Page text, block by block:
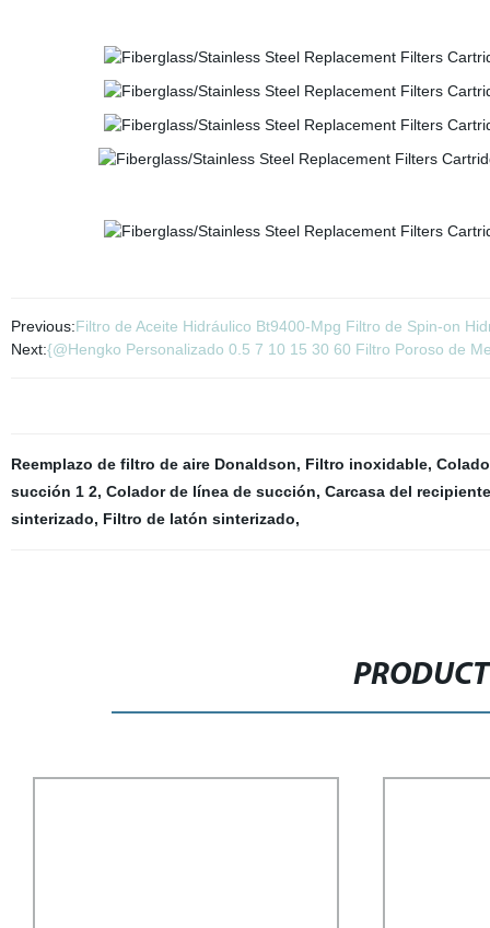
Previous:Filtro de Aceite Hidráulico Bt9400-Mpg Filtro de Spin-on
Next:{@Hengko Personalizado 0.5 7 10 15 30 60 Filtro Poroso de
Reemplazo de filtro de aire Donaldson, Filtro inoxidable,
succión 1 2, Colador de línea de succión, Carcasa del
sinterizado, Filtro de latón sinterizado,